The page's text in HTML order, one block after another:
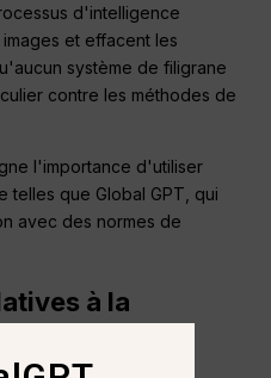
d'intelligence
et effacent les
système de filigrane
contre les méthodes de
l'importance d'utiliser
telles que Global GPT, qui
avec des normes de
à la